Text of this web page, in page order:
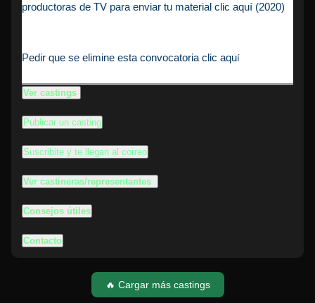
productoras de TV para enviar tu material clic aquí (2020)
Pedir que se elimine esta convocatoria clic aquí
Ver castings
Publicar un casting
Suscribite y te llegan al correo
Ver castineras/representantes
Consejos útiles
Contacto
🔥 Cargar más castings